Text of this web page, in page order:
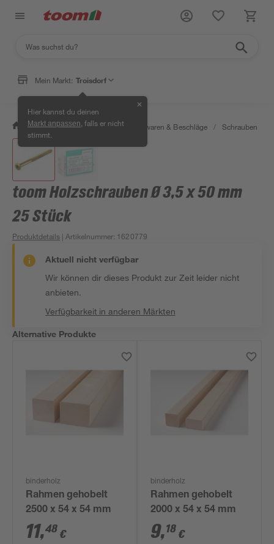
Mein Markt: Troisdorf
Hier kannst du deinen
Markt anpassen , falls er nicht
stimmt.
✕
/ Werkstatt & Maschinen / Eisenwaren & Beschläge / Schrauben
toom Holzschrauben Ø 3,5 x 50 mm
25 Stück
Produktdetails | Artikelnummer: 1620779
Aktuell nicht verfügbar
Wir können dir dieses Produkt zur Zeit leider nicht
anbieten.
Verfügbarkeit in anderen Märkten
Alternative Produkte
binderholz
Rahmen gehobelt
2500 x 54 x 54 mm
11,48 €
binderholz
Rahmen gehobelt
2000 x 54 x 54 mm
9,18 €